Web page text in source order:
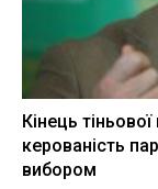
Кінець
керованість
вибором